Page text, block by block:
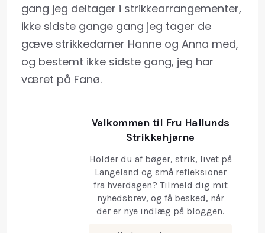
gang jeg deltager i strikkearrangementer,
ikke sidste gange gang jeg tager de
gæve strikkedamer Hanne og Anna med,
og bestemt ikke sidste gang, jeg har
været på Fanø.
Velkommen til Fru Hallunds
Strikkehjørne
Holder du af bøger, strik, livet på
Langeland og små refleksioner
fra hverdagen? Tilmeld dig mit
nyhedsbrev, og få besked, når
der er nye indlæg på bloggen.